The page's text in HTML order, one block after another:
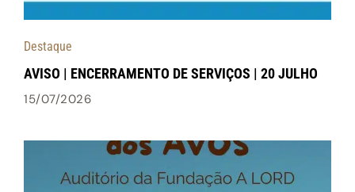
Destaque
AVISO | ENCERRAMENTO DE SERVIÇOS | 20 JULHO
15/07/2026